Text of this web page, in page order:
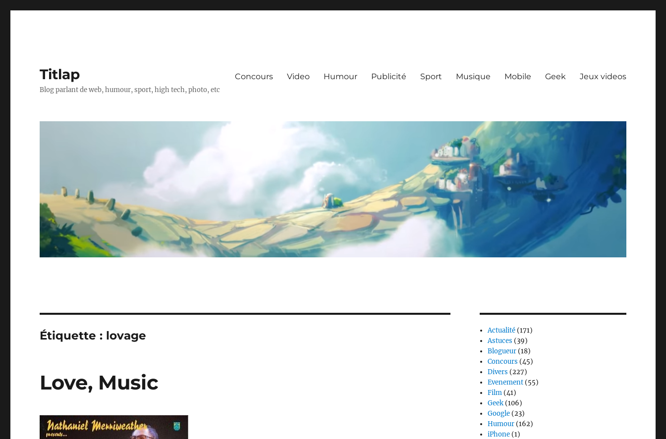
Titlap
Blog parlant de web, humour, sport, high tech, photo, etc
Concours Video Humour Publicité Sport Musique Mobile Geek Jeux videos
Étiquette : lovage
Love, Music
Actualité (171)
Astuces (39)
Blogueur (18)
Concours (45)
Divers (227)
Evenement (55)
Film (41)
Geek (106)
Google (23)
Humour (162)
iPhone (1)